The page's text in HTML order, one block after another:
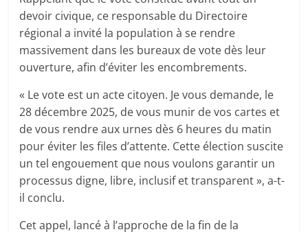
devoir civique, ce responsable du Directoire
régional a invité la population à se rendre
massivement dans les bureaux de vote dès leur
ouverture, afin d’éviter les encombrements.
« Le vote est un acte citoyen. Je vous demande, le
28 décembre 2025, de vous munir de vos cartes et
de vous rendre aux urnes dès 6 heures du matin
pour éviter les files d’attente. Cette élection suscite
un tel engouement que nous voulons garantir un
processus digne, libre, inclusif et transparent », a-t-
il conclu.
Cet appel, lancé à l’approche de la fin de la